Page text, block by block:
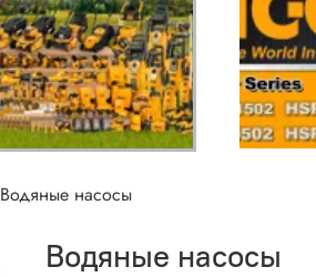
Водяные насосы
Водяные насосы